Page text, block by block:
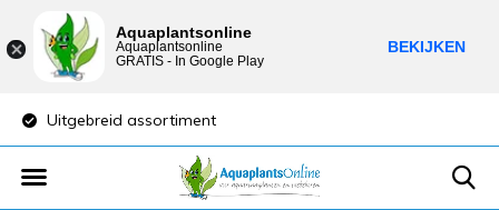
Uitgebreid assortiment
Aquaplantsonline
Aquaplantsonline
GRATIS - In Google Play
BEKIJKEN